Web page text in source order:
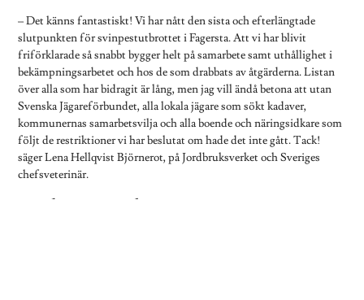
– Det känns fantastiskt! Vi har nått den sista och efterlängtade
slutpunkten för svinpestutbrottet i Fagersta. Att vi har blivit
friförklarade så snabbt bygger helt på samarbete samt uthållighet i
bekämpningsarbetet och hos de som drabbats av åtgärderna. Listan
över alla som har bidragit är lång, men jag vill ändå betona att utan
Svenska Jägareförbundet, alla lokala jägare som sökt kadaver,
kommunernas samarbetsvilja och alla boende och näringsidkare som
följt de restriktioner vi har beslutat om hade det inte gått. Tack!
säger Lena Hellqvist Björnerot, på Jordbruksverket och Sveriges
chefsveterinär.
Tidigt på plats